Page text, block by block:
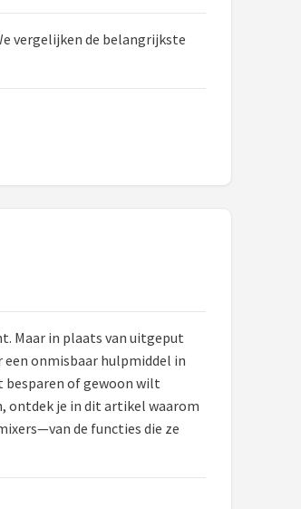
vergelijken de belangrijkste
Maar in plaats van uitgeput
een onmisbaar hulpmiddel in
besparen of gewoon wilt
ontdek je in dit artikel waarom
de functies die ze